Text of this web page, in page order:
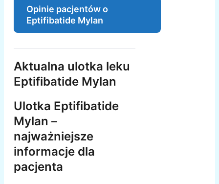
Opinie pacjentów o
Eptifibatide Mylan
Aktualna ulotka leku
Eptifibatide Mylan
Ulotka Eptifibatide
Mylan –
najważniejsze
informacje dla
pacjenta